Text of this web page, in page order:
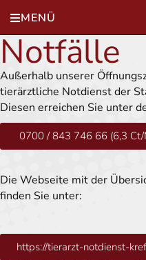
MENÜ
Notfälle
Außerhalb unserer
tierärztliche Notdienst der
Diesen erreichen Sie unter
0700 / 843 746 66 (6,3 Ct/
Die Webseite mit der
finden Sie unter:
https://tierarzt-notdienst-